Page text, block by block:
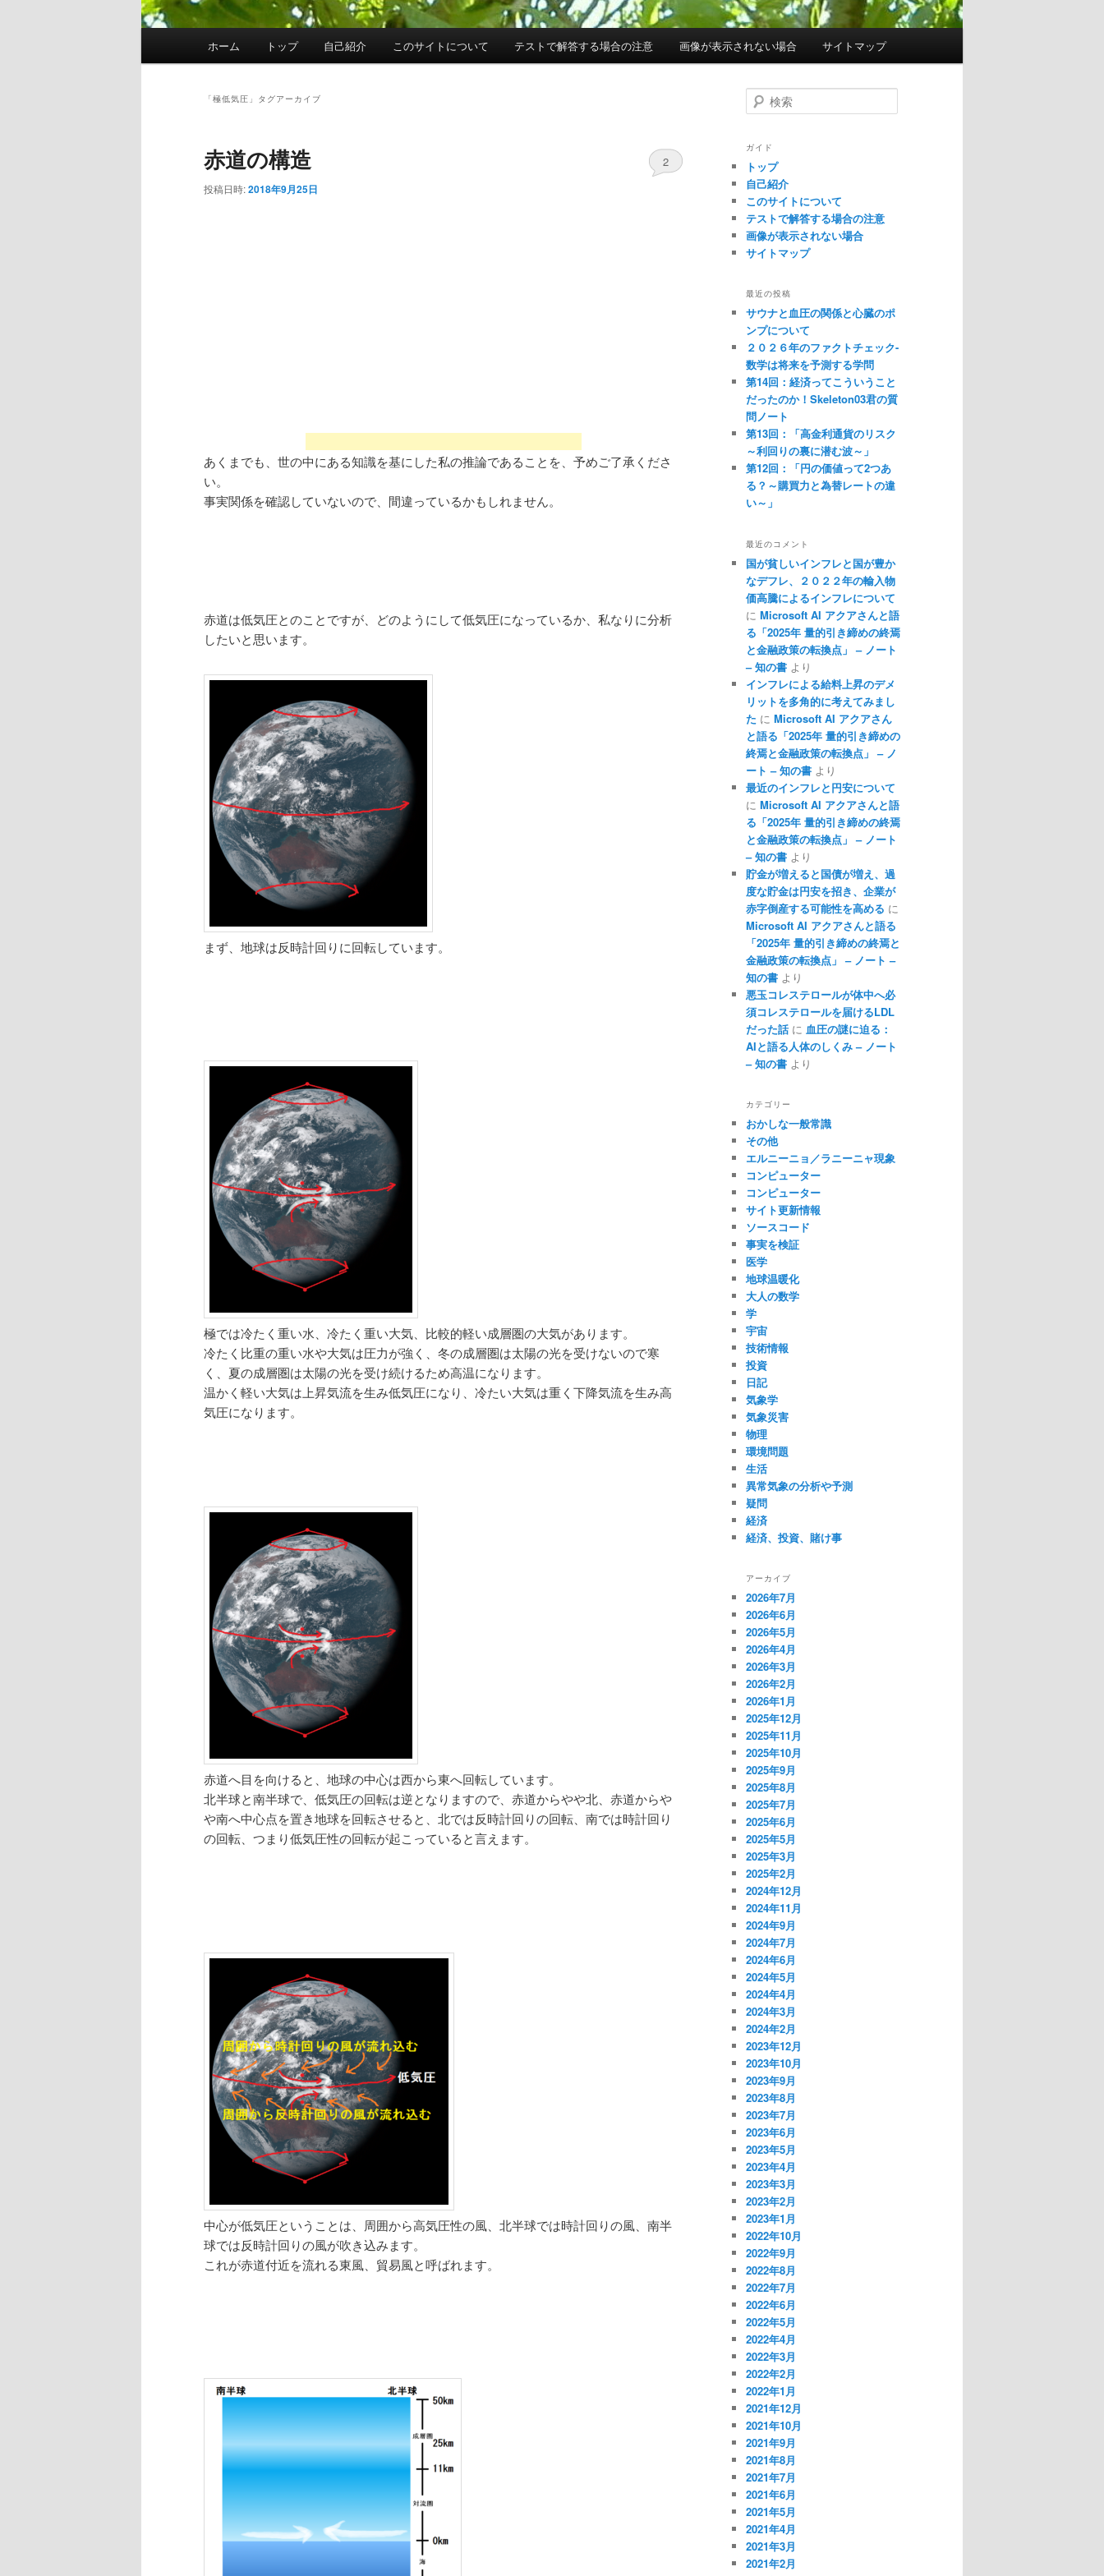
ホーム トップ 自己紹介 このサイトについて テストで解答する場合の注意 画像が表示されない場合 サイトマップ
「極低気圧 」タグアーカイブ
赤道の構造
投稿日時:2018年9月25日
2
あくまでも、世の中にある知識を基にした私の推論であることを、予めご了承くださ
い。
事実関係を確認していないので、間違っているかもしれません。
赤道は低気圧とのことですが、どのようにして低気圧になっているか、私なりに分析
したいと思います。
まず、地球は反時計回りに回転しています。
極では冷たく重い水、冷たく重い大気、比較的軽い成層圏の大気があります。
冷たく比重の重い水や大気は圧力が強く、冬の成層圏は太陽の光を受けないので寒
く、夏の成層圏は太陽の光を受け続けるため高温になります。
温かく軽い大気は上昇気流を生み低気圧になり、冷たい大気は重く下降気流を生み高
気圧になります。
赤道へ目を向けると、地球の中心は西から東へ回転しています。
北半球と南半球で、低気圧の回転は逆となりますので、赤道からやや北、赤道からや
や南へ中心点を置き地球を回転させると、北では反時計回りの回転、南では時計回り
の回転、つまり低気圧性の回転が起こっていると言えます。
中心が低気圧ということは、周囲から高気圧性の風、北半球では時計回りの風、南半
球では反時計回りの風が吹き込みます。
これが赤道付近を流れる東風、貿易風と呼ばれます。
検
索
ガイド
トップ
自己紹介
このサイトについて
テストで解答する場合の注意
画像が表示されない場合
サイトマップ
最近の投稿
サウナと血圧の関係と心臓のポ
ンプについて
２０２６年のファクトチェック-
数学は将来を予測する学問
第14回：経済ってこういうこと
だったのか！Skeleton03君の質
問ノート
第13回：「高金利通貨のリスク
～利回りの裏に潜む波～」
第12回：「円の価値って2つあ
る？～購買力と為替レートの違
い～」
最近のコメント
国が貧しいインフレと国が豊か
なデフレ、２０２２年の輸入物
価高騰によるインフレについて
に Microsoft AI アクアさんと語
る「2025年 量的引き締めの終焉
と金融政策の転換点」 – ノート
– 知の書 より
インフレによる給料上昇のデメ
リットを多角的に考えてみまし
た に Microsoft AI アクアさん
と語る「2025年 量的引き締めの
終焉と金融政策の転換点」 – ノ
ート – 知の書 より
最近のインフレと円安について
に Microsoft AI アクアさんと語
る「2025年 量的引き締めの終焉
と金融政策の転換点」 – ノート
– 知の書 より
貯金が増えると国債が増え、過
度な貯金は円安を招き、企業が
赤字倒産する可能性を高める に
Microsoft AI アクアさんと語る
「2025年 量的引き締めの終焉と
金融政策の転換点」 – ノート –
知の書 より
悪玉コレステロールが体中へ必
須コレステロールを届けるLDL
だった話 に 血圧の謎に迫る：
AIと語る人体のしくみ – ノート
– 知の書 より
カテゴリー
おかしな一般常識
その他
エルニーニョ／ラニーニャ現象
コンピューター
コンピューター
サイト更新情報
ソースコード
事実を検証
医学
地球温暖化
大人の数学
学
宇宙
技術情報
投資
日記
気象学
気象災害
物理
環境問題
生活
異常気象の分析や予測
疑問
経済
経済、投資、賭け事
アーカイブ
2026年7月
2026年6月
2026年5月
2026年4月
2026年3月
2026年2月
2026年1月
2025年12月
2025年11月
2025年10月
2025年9月
2025年8月
2025年7月
2025年6月
2025年5月
2025年3月
2025年2月
2024年12月
2024年11月
2024年9月
2024年7月
2024年6月
2024年5月
2024年4月
2024年3月
2024年2月
2023年12月
2023年10月
2023年9月
2023年8月
2023年7月
2023年6月
2023年5月
2023年4月
2023年3月
2023年2月
2023年1月
2022年10月
2022年9月
2022年8月
2022年7月
2022年6月
2022年5月
2022年4月
2022年3月
2022年2月
2022年1月
2021年12月
2021年10月
2021年9月
2021年8月
2021年7月
2021年6月
2021年5月
2021年4月
2021年3月
2021年2月